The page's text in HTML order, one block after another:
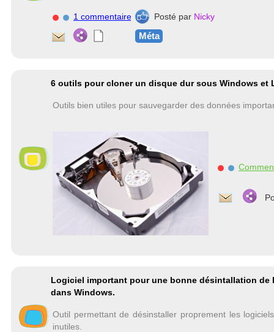
1 commentaire Posté par Nicky
Méta
6 outils pour cloner un disque dur sous Windows et
Outils bien utiles pour sauvegarder des données
Logiciel important pour une bonne désintallation de
dans Windows.
Outil permettant de désinstaller proprement les
inutiles.